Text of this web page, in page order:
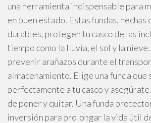
una herramienta indispensable para
en buen estado. Estas fundas,
durables, protegen tu casco de las
tiempo como la lluvia, el sol y la
prevenir arañazos durante el
almacenamiento. Elige una funda que
perfectamente a tu casco y asegúrate
de poner y quitar. Una funda
inversión para prolongar la vida útil